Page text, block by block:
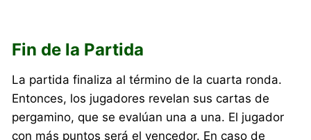
Fin de la Partida
La partida finaliza al término de la cuarta ronda.
Entonces, los jugadores revelan sus cartas de
pergamino, que se evalúan una a una. El jugador
con más puntos será el vencedor. En caso de